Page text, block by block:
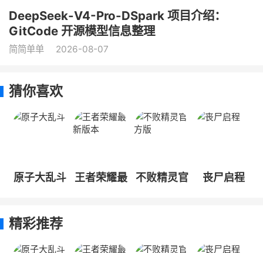
DeepSeek-V4-Pro-DSpark 项目介绍：
GitCode 开源模型信息整理
简简单单 2026-08-07
猜你喜欢
原子大乱斗
王者荣耀最
不败精灵官
丧尸启程
精彩推荐